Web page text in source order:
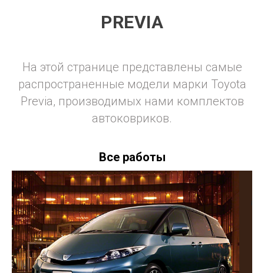
PREVIA
На этой странице представлены самые
распространенные модели марки Toyota
Previa, производимых нами комплектов
автоковриков.
Все работы